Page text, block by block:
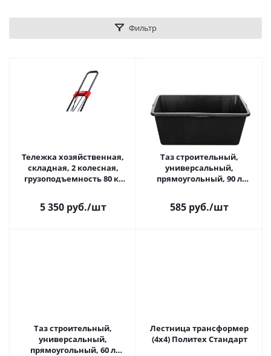
Фильтр
Тележка хозяйственная,
складная, 2 колесная,
грузоподъемность 80 кг
5 350 руб./шт
Таз строительный,
универсальный,
прямоугольный, 90 л
585 руб./шт
Таз строительный,
универсальный,
прямоугольный, 60 л
Лестница трансформер
(4х4) Политех Стандарт